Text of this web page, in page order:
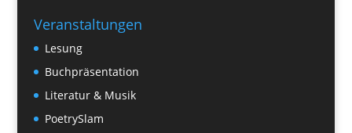
Veranstaltungen
Lesung
Buchpräsentation
Literatur & Musik
PoetrySlam